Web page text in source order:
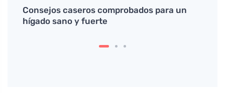
Consejos caseros comprobados para un
hígado sano y fuerte